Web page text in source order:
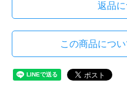
返品
この商品につ